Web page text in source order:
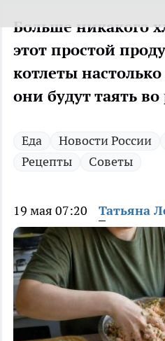
Больше никакого
этот простой
котлеты
они будут таять во
Еда Новости России
Рецепты
Советы
19 мая 07:20 Татьяна